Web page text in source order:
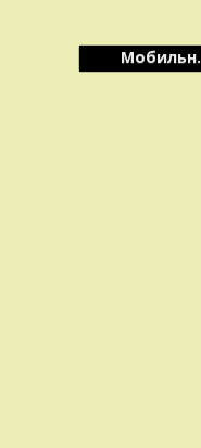
Мобильн.